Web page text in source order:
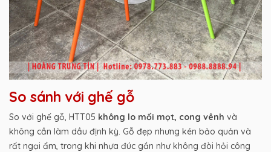
So sánh với ghế gỗ
So với ghế gỗ, HTT05 không lo mối mọt, cong vênh và
không cần làm dầu định kỳ. Gỗ đẹp nhưng kén bảo quản và
rất ngại ẩm, trong khi nhựa đúc gần như không đòi hỏi công